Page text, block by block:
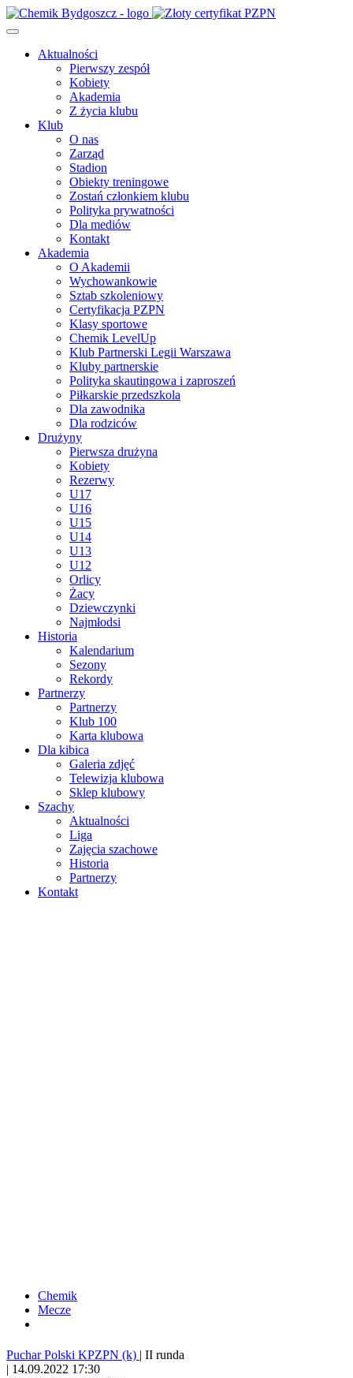
Aktualności
Pierwszy zespół
Kobiety
Akademia
Z życia klubu
Klub
O nas
Zarząd
Stadion
Obiekty treningowe
Zostań członkiem klubu
Polityka prywatności
Dla mediów
Kontakt
Akademia
O Akademii
Wychowankowie
Sztab szkoleniowy
Certyfikacja PZPN
Klasy sportowe
Chemik LevelUp
Klub Partnerski Legii Warszawa
Kluby partnerskie
Polityka skautingowa i zaproszeń
Piłkarskie przedszkola
Dla zawodnika
Dla rodziców
Drużyny
Pierwsza drużyna
Kobiety
Rezerwy
U17
U16
U15
U14
U13
U12
Orlicy
Żacy
Dziewczynki
Najmłodsi
Historia
Kalendarium
Sezony
Rekordy
Partnerzy
Partnerzy
Klub 100
Karta klubowa
Dla kibica
Galeria zdjęć
Telewizja klubowa
Sklep klubowy
Szachy
Aktualności
Liga
Zajęcia szachowe
Historia
Partnerzy
Kontakt
Chemik
Mecze
Puchar Polski KPZPN (k) | II runda
| 14.09.2022 17:30